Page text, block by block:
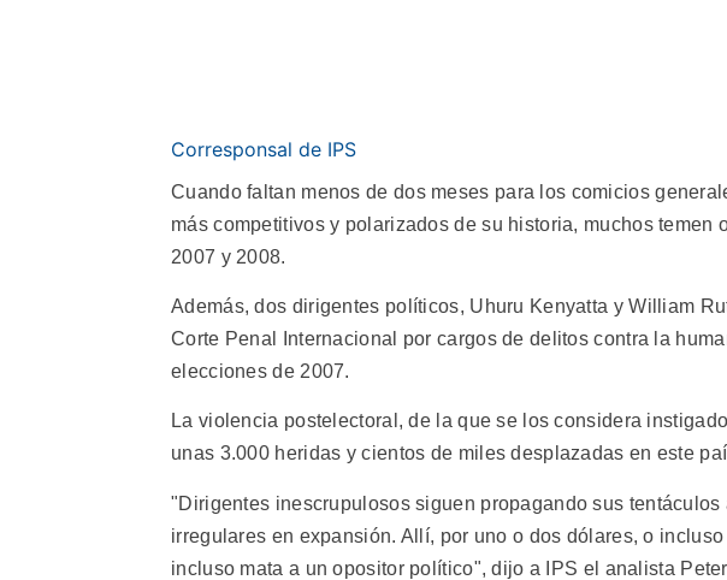
Corresponsal de IPS
Cuando faltan menos de dos meses para los comicios
más competitivos y polarizados de su historia, muchos
2007 y 2008.
Además, dos dirigentes políticos, Uhuru Kenyatta y William
Corte Penal Internacional por cargos de delitos contra la
elecciones de 2007.
La violencia postelectoral, de la que se los considera
unas 3.000 heridas y cientos de miles desplazadas en este
"Dirigentes inescrupulosos siguen propagando sus
irregulares en expansión. Allí, por uno o dos dólares, o
incluso mata a un opositor político", dijo a IPS el analista